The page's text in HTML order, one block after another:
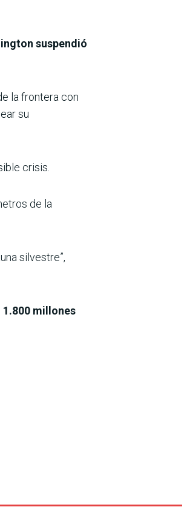
suspendió
la frontera con
su
crisis.
de la
silvestre”,
1.800 millones